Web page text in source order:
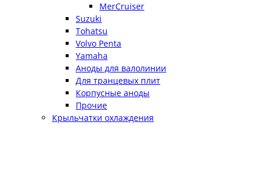
MerCruiser
Suzuki
Tohatsu
Volvo Penta
Yamaha
Аноды для валолинии
Для транцевых плит
Корпусные аноды
Прочие
Крыльчатки охлаждения